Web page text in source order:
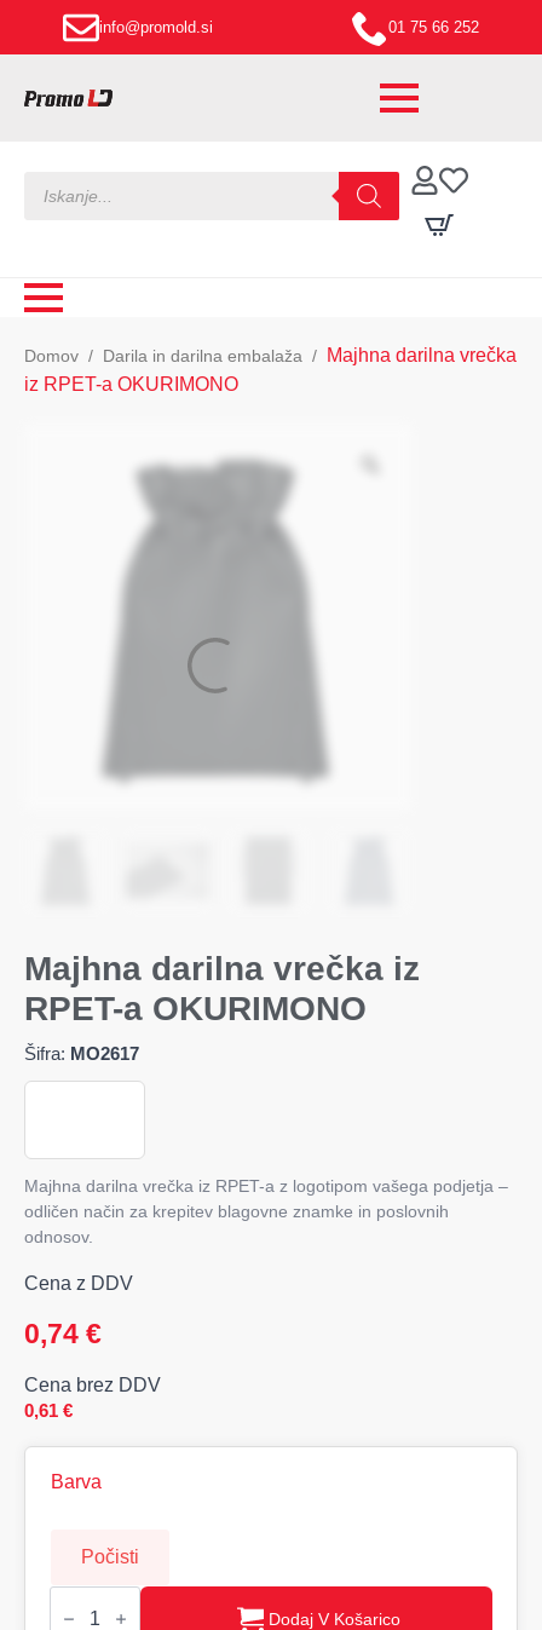
info@promold.si 01 75 66 252
search
Domov Darila in darilna embalaža
Majhna darilna vrečka
iz RPET-a OKURIMONO
Majhna darilna vrečka iz
RPET-a OKURIMONO
Šifra: MO2617
Majhna darilna vrečka iz RPET-a z logotipom vašega podjetja –
odličen način za krepitev blagovne znamke in poslovnih
odnosov.
Cena z DDV
0,74 €
Cena brez DDV
0,61 €
Barva
Počisti
Majhna
darilna
Dodaj V Košarico